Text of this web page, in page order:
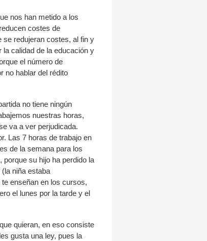
nos han metido a los
costes de
se redujeran costes, al fin y
calidad de la educación y
el número de
no hablar del rédito
no tiene ningún
nuestras horas,
va a ver perjudicada.
Las 7 horas de trabajo en
de la semana para los
su hijo ha perdido la
niña estaba
enseñan en los cursos,
el lunes por la tarde y el
quieran, en eso consiste
gusta una ley, pues la